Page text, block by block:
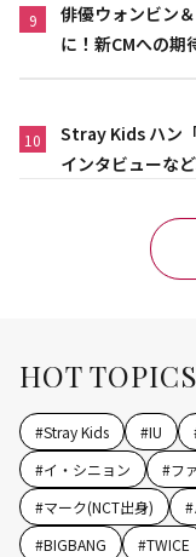
9
俳優ウォンビン
に！新CMへの期
10
Stray Kids ハン
インタビューな
HOT TOPICS
#Stray Kids #IU
#イ・シニョン #フ
#マーク(NCT出身) #
#BIGBANG #TWICE